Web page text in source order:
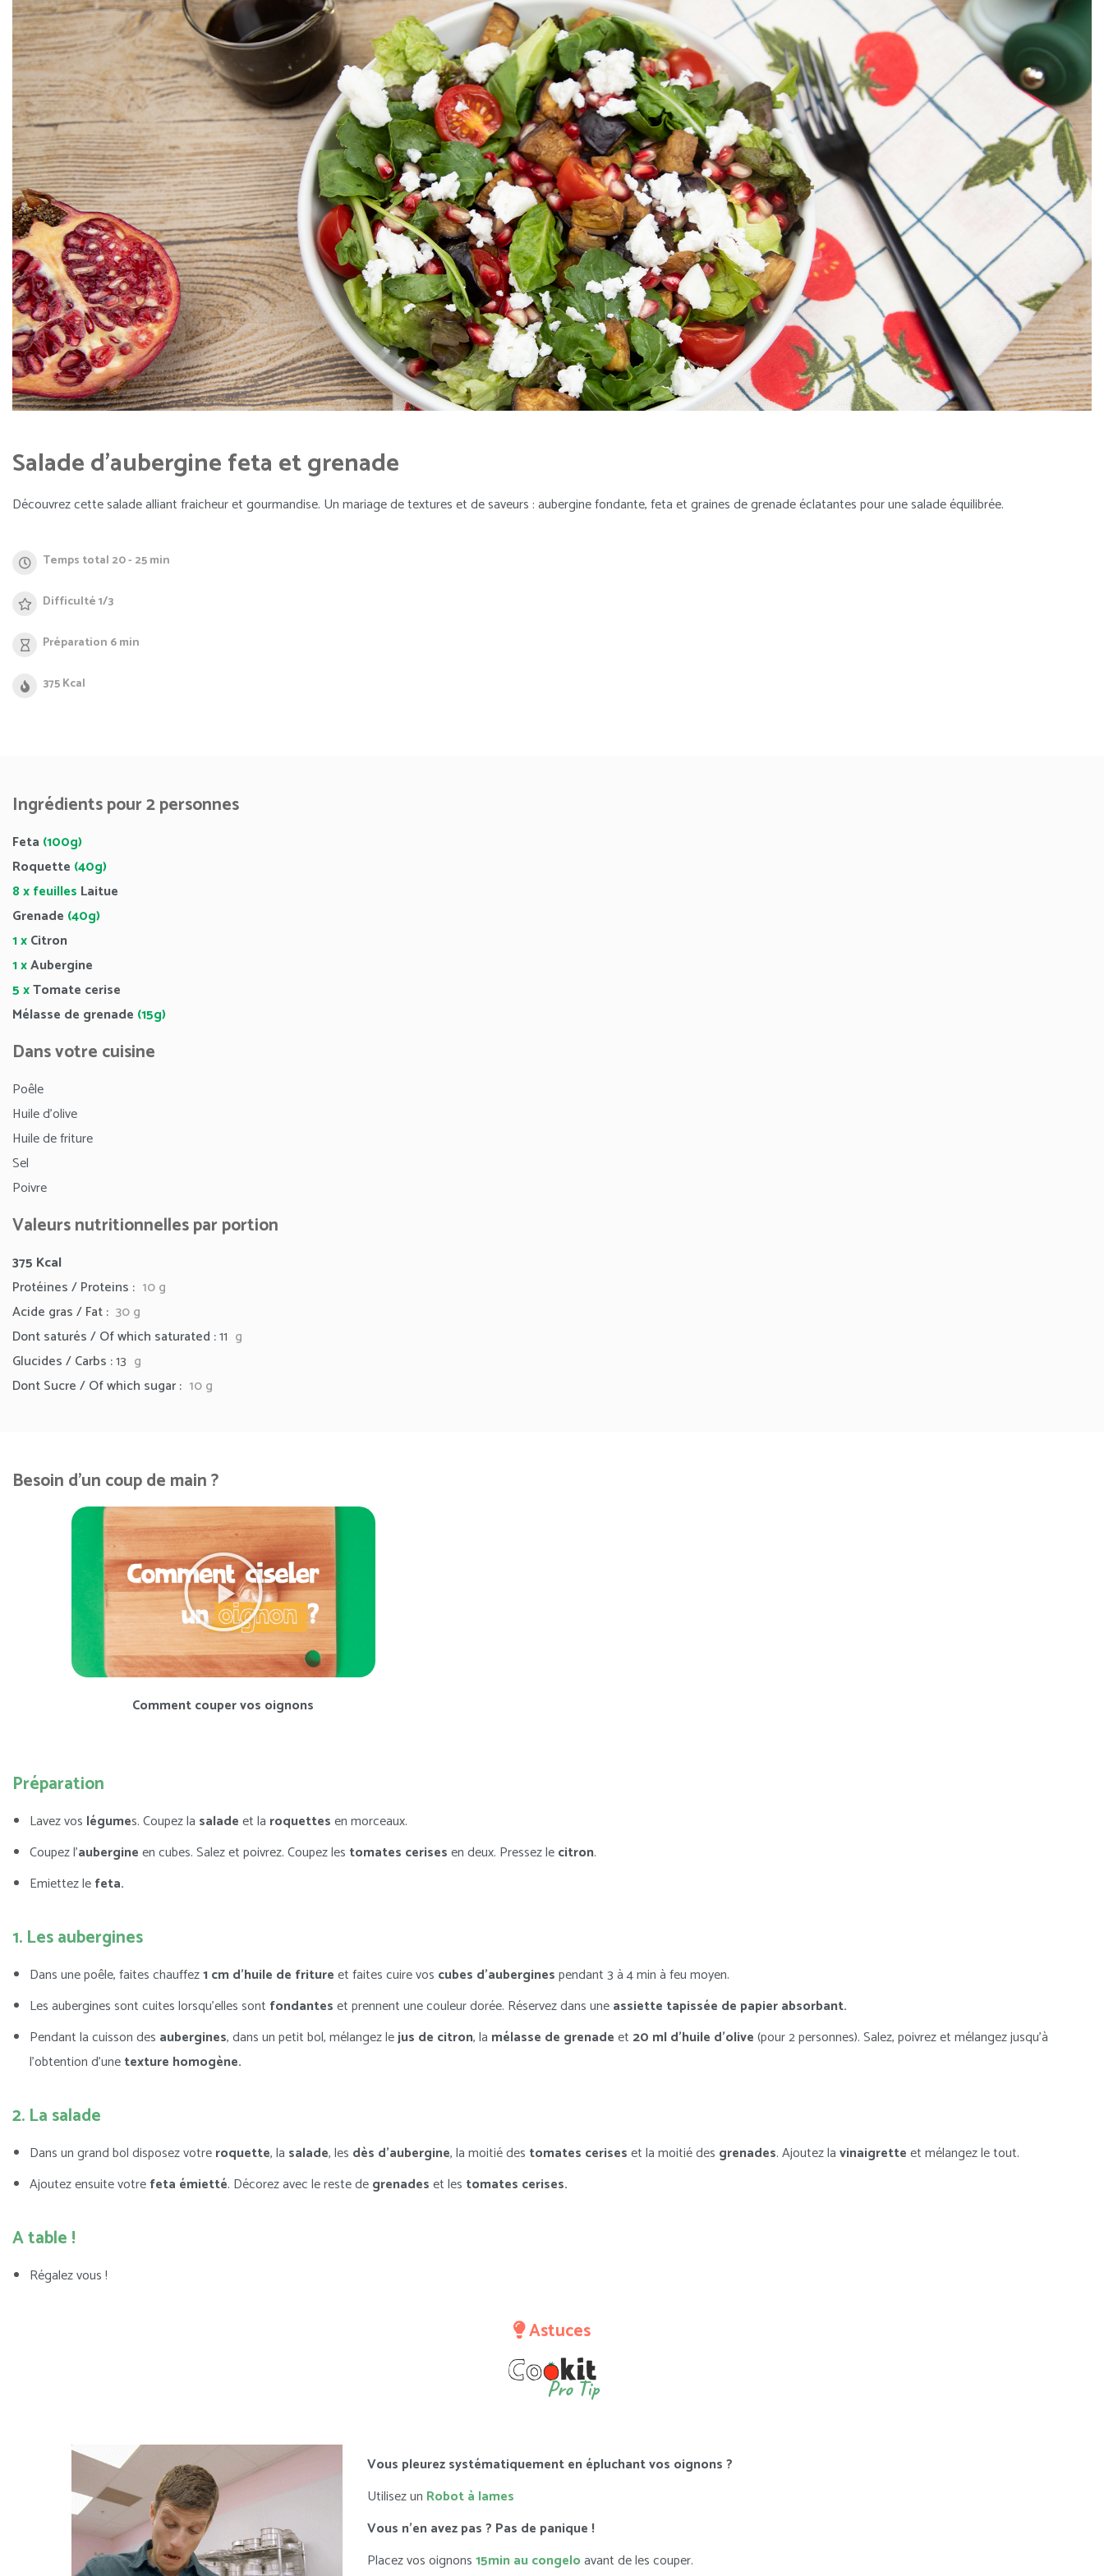
Salade d'aubergine feta et grenade
Découvrez cette salade alliant fraicheur et gourmandise. Un mariage de textures et de saveurs : aubergine fondante, feta et graines de grenade éclatantes pour une salade équilibrée.
Temps total 20 - 25 min
Difficulté 1/3
Préparation 6 min
375 Kcal
Ingrédients pour 2 personnes
Feta (100g)
Roquette (40g)
8 x feuilles Laitue
Grenade (40g)
1 xCitron
1 xAubergine
5 xTomate cerise
Mélasse de grenade (15g)
Dans votre cuisine
Poêle
Huile d’olive
Huile de friture
Sel
Poivre
Valeurs nutritionnelles par portion
375 Kcal
Protéines / Proteins : 10 g
Acide gras / Fat : 30g
Dont saturés / Of which saturated :11 g
Glucides / Carbs :13 g
Dont Sucre / Of which sugar : 10 g
Besoin d'un coup de main ?
Comment couper vos oignons
Préparation
Lavez vos légumes. Coupez la saladeet la roquettesen morceaux.
Coupez l’aubergineen cubes. Salez et poivrez. Coupez les tomates cerisesen deux. Pressez lecitron.
Emiettez lefeta.
1. Les aubergines
Dans une poêle, faites chauffez1 cm d’huile de fritureet faites cuire vos cubes d’auberginespendant 3 à 4 min à feu moyen.
Les aubergines sont cuites lorsqu’elles sont fondanteset prennent une couleur dorée. Réservez dans uneassiette tapissée de papier absorbant.
Pendant la cuisson des aubergines, dans un petit bol, mélangez lejus de citron, la mélasse de grenadeet 20 ml d’huile d’olive(pour 2 personnes). Salez, poivrez et mélangez jusqu’à
l’obtention d’unetexture homogène.
2. La salade
Dans un grand bol disposez votreroquette, la salade, les dès d’aubergine, la moitié des tomates ceriseset la moitié des grenades. Ajoutez lavinaigretteet mélangez le tout.
Ajoutez ensuite votrefeta émietté. Décorez avec le reste degrenadeset les tomates cerises.
A table !
Régalez vous !
Astuces
Pro Tip
Vous pleurez systématiquement en épluchant vos oignons ?
Utilisez un Robot à lames
Vous n’en avez pas ? Pas de panique !
Placez vos oignons15min au congeloavant de les couper.